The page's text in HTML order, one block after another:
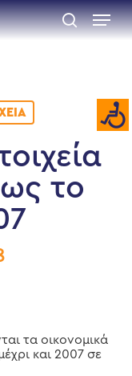
search
Menu
το
τα οικονομικά
και 2007 σε